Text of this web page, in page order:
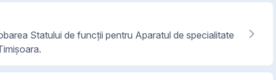
Statului de funcţii pentru Aparatul de specialitate